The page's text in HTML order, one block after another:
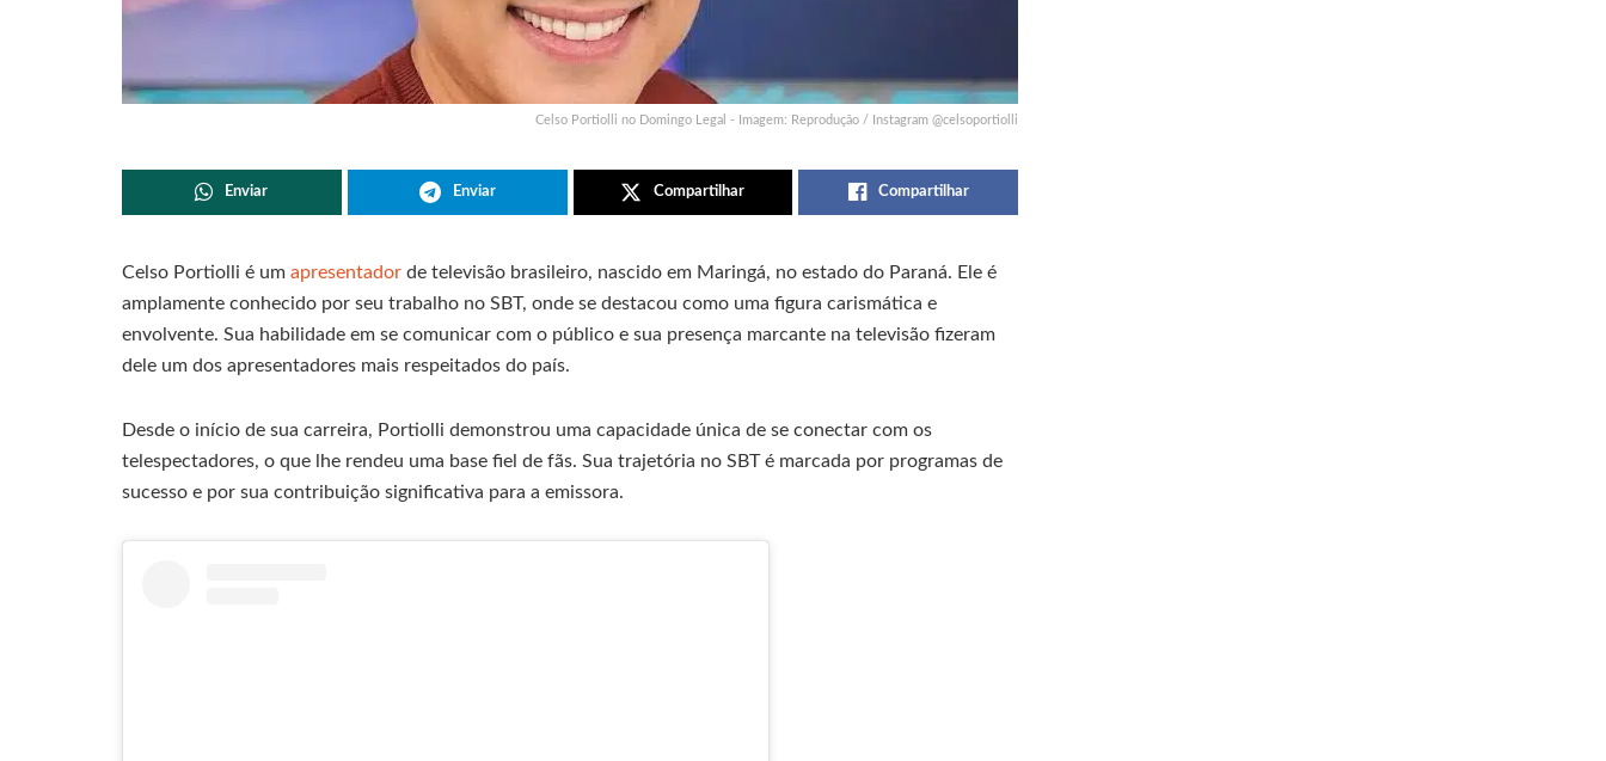
Celso Portiolli no Domingo Legal - Imagem: Reprodução / Instagram @celsoportiolli
Enviar Enviar Compartilhar Compartilhar
Celso Portiolli é um apresentador de televisão brasileiro, nascido em Maringá, no estado do Paraná. Ele é
amplamente conhecido por seu trabalho no SBT, onde se destacou como uma figura carismática e
envolvente. Sua habilidade em se comunicar com o público e sua presença marcante na televisão fizeram
dele um dos apresentadores mais respeitados do país.
Desde o início de sua carreira, Portiolli demonstrou uma capacidade única de se conectar com os
telespectadores, o que lhe rendeu uma base fiel de fãs. Sua trajetória no SBT é marcada por programas de
sucesso e por sua contribuição significativa para a emissora.